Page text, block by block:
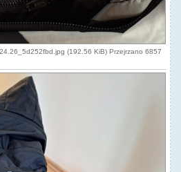
(192.56 KiB) Przejrzano 6857